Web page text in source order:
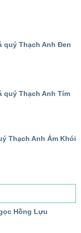
quý Thạch Anh Đen
quý Thạch Anh Tím
Thạch Anh Ám Khói
Hồng Lựu